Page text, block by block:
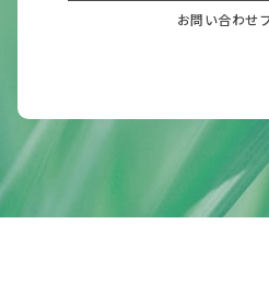
お問い合わせ